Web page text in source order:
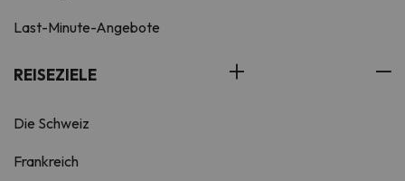
Last-Minute-Angebote
REISEZIELE
Die Schweiz
Frankreich